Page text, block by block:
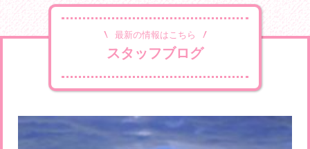
最新の情報はこちら
スタッフブログ